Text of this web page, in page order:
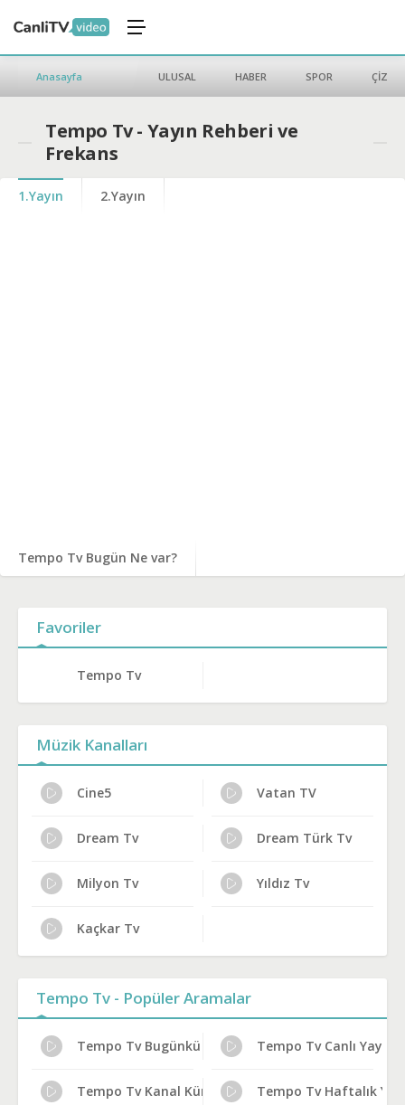
Anasayfa ULUSAL HABER SPOR ÇİZGİ
Tempo Tv - Yayın Rehberi ve
Frekans
1.Yayın 2.Yayın
Tempo Tv Bugün Ne var?
Favoriler
Tempo Tv
Müzik Kanalları
Cine5 Vatan TV
Dream Tv Dream Türk Tv
Milyon Tv Yıldız Tv
Kaçkar Tv
Tempo Tv - Popüler Aramalar
Tempo Tv Bugünkü ProgramlarTempo Tv Canlı Yayın
Tempo Tv Kanal Künyesi Tempo Tv Haftalık